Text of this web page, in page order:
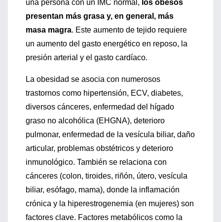
una persona con un IMC normal, los obesos
presentan más grasa y, en general, más
masa magra. Este aumento de tejido requiere
un aumento del gasto energético en reposo, la
presión arterial y el gasto cardíaco.
La obesidad se asocia con numerosos
trastornos como hipertensión, ECV, diabetes,
diversos cánceres, enfermedad del hígado
graso no alcohólica (EHGNA), deterioro
pulmonar, enfermedad de la vesícula biliar, daño
articular, problemas obstétricos y deterioro
inmunológico. También se relaciona con
cánceres (colon, tiroides, riñón, útero, vesícula
biliar, esófago, mama), donde la inflamación
crónica y la hiperestrogenemia (en mujeres) son
factores clave. Factores metabólicos como la